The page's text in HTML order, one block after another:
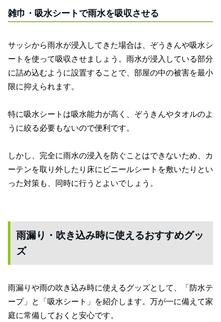
雑巾・吸水シートで雨水を吸収させる
サッシから雨水が浸入してきた場合は、ぞうきんや吸水シ
ートを使って吸収させましょう。雨水が浸入している部分
に詰め込むように設置することで、部屋の中の被害を最小
限に抑えられます。
特に吸水シートは吸水能力が高く、ぞうきんやタオルのよ
うに絞る必要もないので便利です。
しかし、完全に雨水の浸入を防ぐことはできないため、カ
ーテンを取り外したり床にビニールシートを敷いたりとい
った対策も、同時に行うとよいでしょう。
雨漏り・吹き込み時に使えるおすすめグッ
ズ
雨漏りや雨の吹き込み時に使えるグッズとして、「防水テ
ープ」と「吸水シート」を紹介します。万が一に備えて家
庭に常備しておくと安心です。